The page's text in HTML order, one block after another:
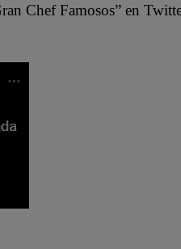
Chef Famosos” en